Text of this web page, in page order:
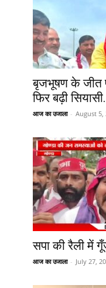
बृजभूषण के जीत
फिर बढ़ी
आज का उजाला - August 5,
सपा की रैली में
आज का उजाला - July 27,